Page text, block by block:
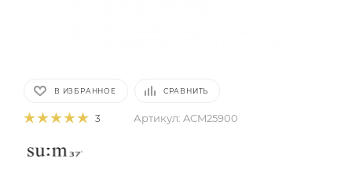
В ИЗБРАННОЕ СРАВНИТЬ
3 Артикул: ACM25900